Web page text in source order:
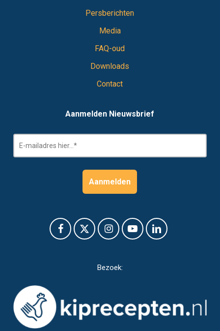
Persberichten
Media
FAQ-oud
Downloads
Contact
Aanmelden Nieuwsbrief
Bezoek: